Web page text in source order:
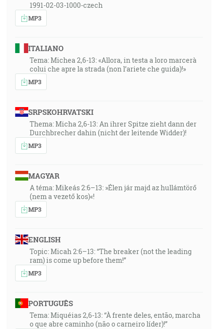
1991-02-03-1000-czech
MP3
ITALIANO
Tema: Michea 2,6-13: «Allora, in testa a loro marcerà
colui che apre la strada (non l’ariete che guida)!»
MP3
SRPSKOHRVATSKI
Thema: Micha 2,6-13: An ihrer Spitze zieht dann der
Durchbrecher dahin (nicht der leitende Widder)!
MP3
MAGYAR
A téma: Mikeás 2:6–13: »Élen jár majd az hullámtörő
(nem a vezető kos)«!
MP3
ENGLISH
Topic: Micah 2:6–13: “The breaker (not the leading
ram) is come up before them!”
MP3
PORTUGUÊS
Tema: Miquéias 2,6-13: “À frente deles, então, marcha
o que abre caminho (não o carneiro líder)!”